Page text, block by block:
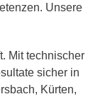
Unsere
Mit technischer
sicher in
Kürten,